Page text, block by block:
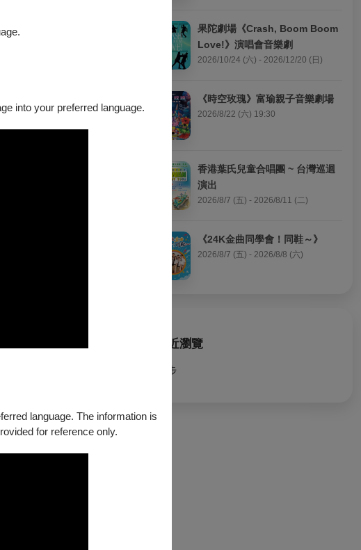
into your preferred language.
language. The information is
for reference only.
位當家舞者老師共同呈
響與身段肢體，和跨
間至OPENTIX
果陀劇場《Crash, Boom Boom
Love!》演唱會音樂劇
2026/10/24 (六) - 2026/12/20 (日)
《時空玫瑰》富瑜親子音樂劇場
2026/8/22 (六) 19:30
香港葉氏兒童合唱團 ~ 台灣巡迴
演出
2026/8/7 (五) - 2026/8/11 (二)
《24K金曲同學會！同鞋～》
2026/8/7 (五) - 2026/8/8 (六)
最近瀏覽
聲步